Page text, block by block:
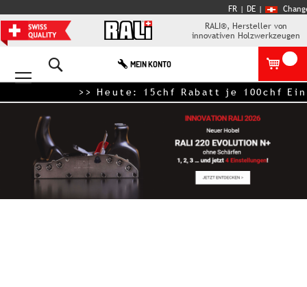
FR | DE |
RALI®, Hersteller von
innovativen Holzwerkzeugen
MEIN KONTO
>> Heute: 15chf Rabatt je 100chf